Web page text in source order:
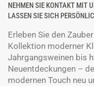
NEHMEN SIE KONTAKT MIT
LASSEN SIE SICH
Erleben Sie den
Kollektion moderner
Jahrgangsweinen bis
Neuentdeckungen –
modernen Touch neu